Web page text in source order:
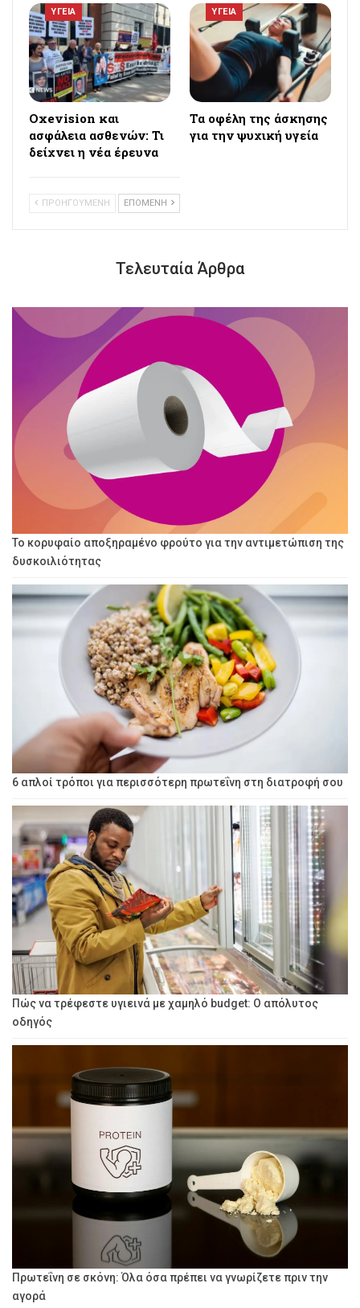
ΥΓΕΙΑ
Oxevision και
ασφάλεια ασθενών: Τι
δείχνει η νέα έρευνα
ΥΓΕΙΑ
Τα οφέλη της άσκησης
για την ψυχική υγεία
ΠΡΟΗΓΟΥΜΕΝΗ ΕΠΟΜΕΝΗ
Τελευταία Άρθρα
Το κορυφαίο αποξηραμένο φρούτο για την αντιμετώπιση της
δυσκοιλιότητας
6 απλοί τρόποι για περισσότερη πρωτεΐνη στη διατροφή σου
Πώς να τρέφεστε υγιεινά με χαμηλό budget: Ο απόλυτος
οδηγός
Πρωτεΐνη σε σκόνη: Όλα όσα πρέπει να γνωρίζετε πριν την
αγορά